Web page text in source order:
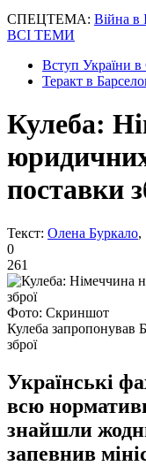
СПЕЦТЕМА: Війна в
ВСІ ТЕМИ
Вступ України
Теракт в
Кулеба:
поставки
Текст: Олена Буркало,
0
261
Фото: Скриншот
Кулеба запропонував
зброї
Українські
всю
знайшли
запевнив